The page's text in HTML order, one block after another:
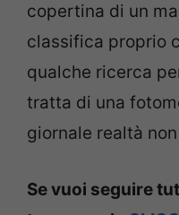
copertina di un
classifica proprio
qualche ricerca
tratta di una
giornale realtà
Se vuoi seguire